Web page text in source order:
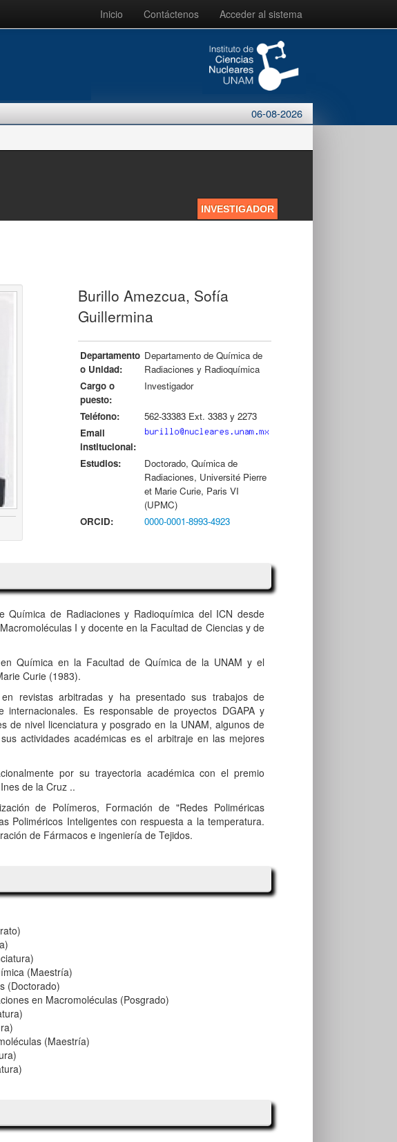
Inicio Contáctenos Acceder al sistema
06-08-2026
INVESTIGADOR
Burillo Amezcua, Sofía
Guillermina
Departamento
o Unidad:
Departamento de Química de
Radiaciones y Radioquímica
Cargo o
puesto:
Investigador
Teléfono:
562-33383 Ext. 3383 y 2273
Email
institucional:
Estudios:
Doctorado, Química de
Radiaciones, Université Pierre
et Marie Curie, Paris VI
(UPMC)
ORCID:
0000-0001-8993-4923
Química de Radiaciones y Radioquímica del ICNdesde
I y docente en la Facultad de Ciencias y de
Química en la Facultad de Química de la UNAM y el
Curie (1983).
revistas arbitradas y ha presentado sus trabajos de
internacionales. Es responsable de proyectos DGAPA y
de nivel licenciatura y posgrado en la UNAM, algunos de
actividades académicas es el arbitraje en las mejores
por su trayectoria académica con el premio
de la Cruz ..
de Polímeros, Formación de "Redes Poliméricas
Poliméricos Inteligentes con respuesta a la temperatura.
de Fármacos e ingeniería de Tejidos.
(Maestría)
(Doctorado)
en Macromoléculas (Posgrado)
(Maestría)